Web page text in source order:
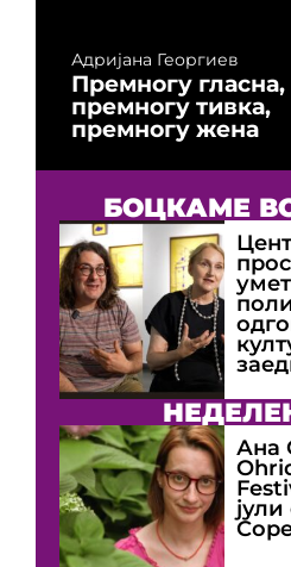
Адријана Георгиев
Премногу гласна,
премногу тивка,
премногу жена
БОЦКАМЕ
Ана